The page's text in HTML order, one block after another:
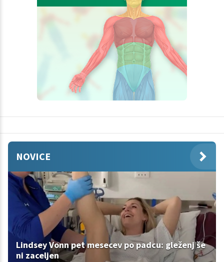
NOVICE
Lindsey Vonn pet mesecev po padcu: gleženj še
ni zaceljen